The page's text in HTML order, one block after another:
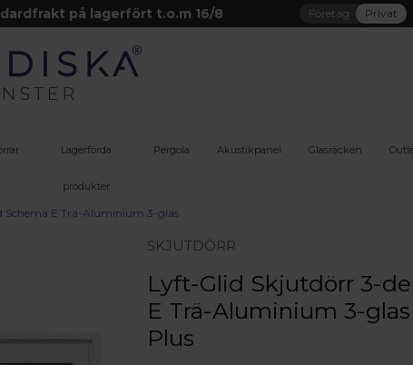
på lagerfört t.o.m 16/8 Företag Privat
Lagerförda
produkter
Pergola Akustikpanel Glasräcken
Schema E Trä-Aluminium 3-glas
SKJUTDÖRR
Lyft-Glid Skjutdörr 3-
E Trä-Aluminium 3-
Plus